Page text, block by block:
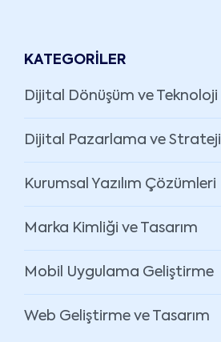
KATEGORILER
Dijital Dönüşüm ve Teknoloji
Dijital Pazarlama ve Strateji
Kurumsal Yazılım Çözümleri
Marka Kimliği ve Tasarım
Mobil Uygulama Geliştirme
Web Geliştirme ve Tasarım